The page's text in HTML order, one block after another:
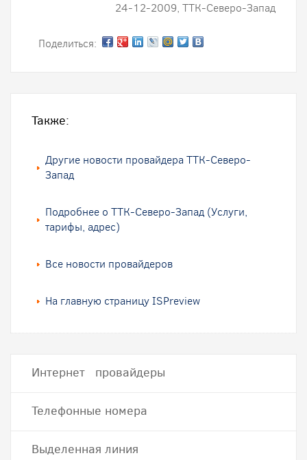
24-12-2009, ТТК-Северо-Запад
Поделиться:
Также:
Другие новости провайдера ТТК-Северо-
Запад
Подробнее о ТТК-Северо-Запад (Услуги,
тарифы, адрес)
Все новости провайдеров
На главную страницу ISPreview
Интернет провайдеры
Телефонные номера
Выделенная линия